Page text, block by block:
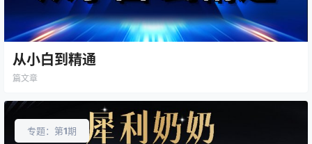
从小白到精通
篇文章
专题：第1期